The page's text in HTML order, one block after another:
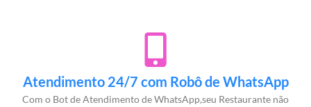
Atendimento 24/7 com Robô de WhatsApp
Com o Bot de Atendimento de WhatsApp,seu Restaurante não